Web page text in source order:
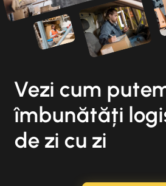
Vezi cum
îmbunătăți
de zi cu zi